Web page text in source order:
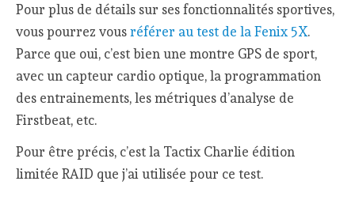
Pour plus de détails sur ses fonctionnalités sportives,
vous pourrez vousréférer au test de la Fenix 5X.
Parce que oui, c’est bien une montre GPS de sport,
avec un capteur cardio optique, la programmation
des entrainements, les métriques d’analyse de
Firstbeat, etc.
Pour être précis, c’est la Tactix Charlie édition
limitée RAID que j’ai utilisée pour ce test.